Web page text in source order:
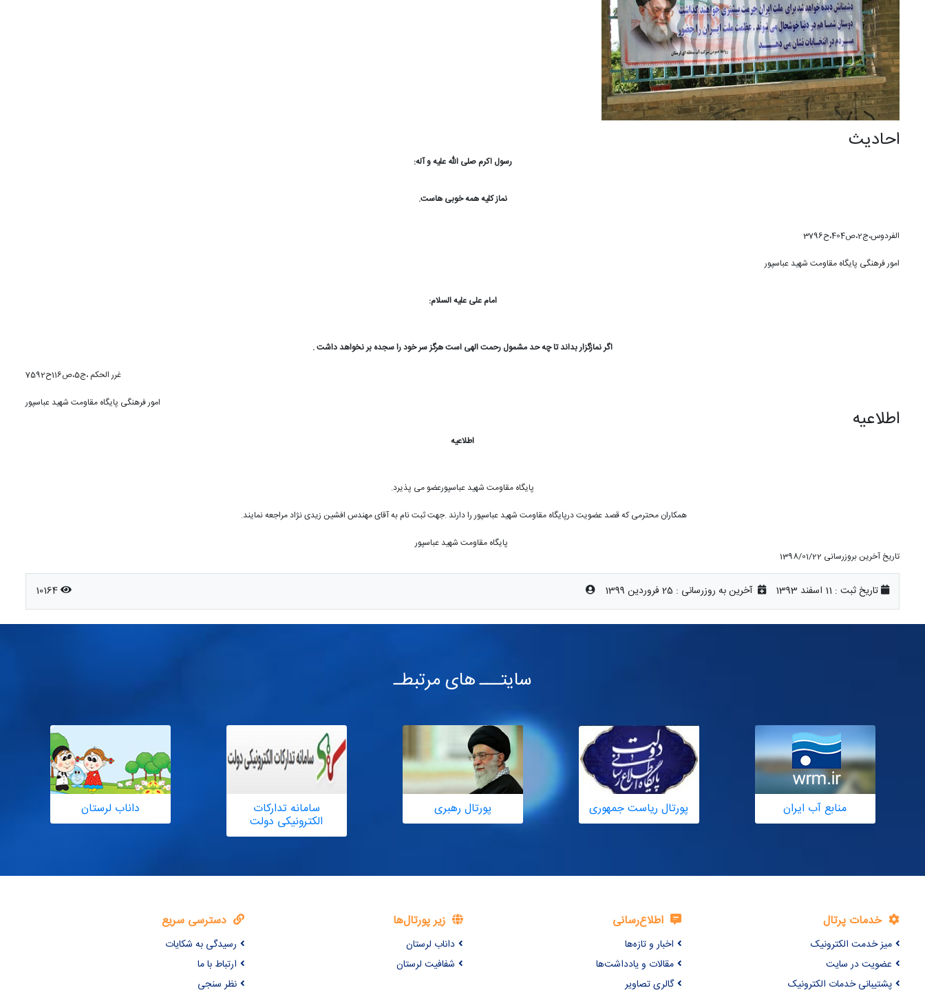
احادیث
رسول اکرم صلی الله علیه و آله:
نماز کلیه همه خوبی هاست.
الفردوس،ج2،ص404،ح3796
امور فرهنگی پایگاه مقاومت شهید عباسپور
امام علی علیه السلام:
اگر نمازگزار بداند تا چه حد مشمول رحمت الهی است هرگز سر خود را سجده بر نخواهد داشت .
غرر الحکم ،ج5،ص116ح7592
امور فرهنگی پایگاه مقاومت شهید عباسپور
اطلاعیه
اطلاعیه
پایگاه مقاومت شهید عباسپورعضو می پذیرد.
همکاران محترمی که قصد عضویت درپایگاه مقاومت شهید عباسپور را دارند .جهت ثبت نام به آقای مهندس افشین زیدی نژاد مراجعه نمایند.
پایگاه مقاومت شهید عباسپور
تاریخ آخرین بروزرسانی 1398/01/22
تاریخ ثبت : 11 اسفند 1393 آخرین به روزرسانی : 25 فروردین 1399 10164
سایتـــ های مرتبطـ
منابع آب ایران پورتال ریاست جمهوری پورتال رهبری سامانه تدارکات
الکترونیکی دولت
داناب لرستان
خدمات پرتال
میز خدمت الکترونیک
عضویت در سایت
پشتیبانی خدمات الکترونیک
اطلاع‌رسانی
اخبار و تازه‌ها
مقالات و یادداشت‌ها
گالری تصاویر
زیر پورتال‌ها
داناب لرستان
شفافیت لرستان
دسترسی سریع
رسیدگی به شکایات
ارتباط با ما
نظر سنجی